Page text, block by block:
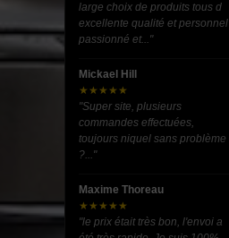
large choix de produits tous d
excellente qualité et personnel
passionné et..."
Mickael Hill
★★★★★
"Super site, plusieurs
commandes effectuées,
toujours niquel sans problème
?..."
Maxime Thoreau
★★★★★
"le prix était très bon, l'envoi a